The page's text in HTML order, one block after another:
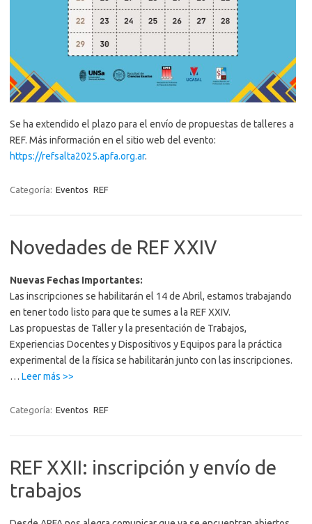
Se ha extendido el plazo para el envío de propuestas de talleres a
REF. Más información en el sitio web del evento:
https://refsalta2025.apfa.org.ar.
Categoría: Eventos REF
Novedades de REF XXIV
Nuevas Fechas Importantes:
Las inscripciones se habilitarán el 14 de Abril, estamos trabajando
en tener todo listo para que te sumes a la REF XXIV.
Las propuestas de Taller y la presentación de Trabajos,
Experiencias Docentes y Dispositivos y Equipos para la práctica
experimental de la física se habilitarán junto con las inscripciones.
… Leer más >>
REF
Categoría: Eventos REF
REF XXII: inscripción y envío de
trabajos